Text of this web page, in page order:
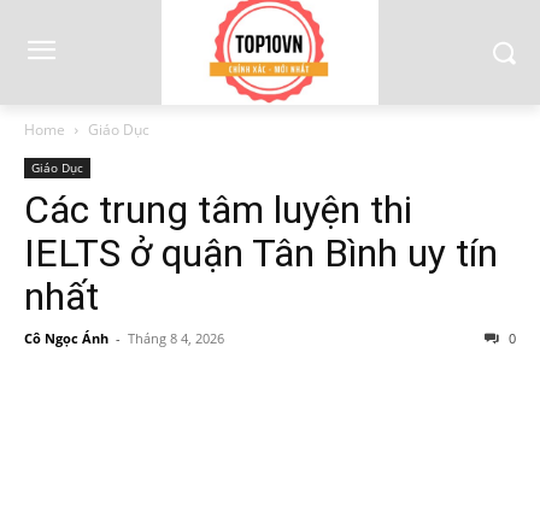
Home Giáo Dục
Giáo Dục
Các trung tâm luyện thi
IELTS ở quận Tân Bình uy tín
nhất
Cô Ngọc Ánh - Tháng 8 4, 2026 0